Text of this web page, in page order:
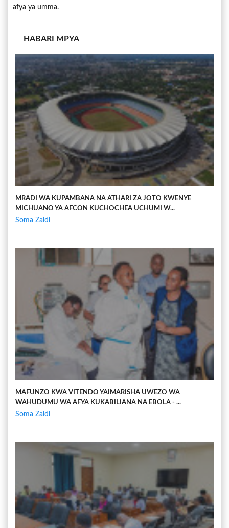
afya ya umma.
HABARI MPYA
MRADI WA KUPAMBANA NA ATHARI ZA JOTO KWENYE
MICHUANO YA AFCON KUCHOCHEA UCHUMI W...
Soma Zaidi
MAFUNZO KWA VITENDO YAIMARISHA UWEZO WA
WAHUDUMU WA AFYA KUKABILIANA NA EBOLA - ...
Soma Zaidi